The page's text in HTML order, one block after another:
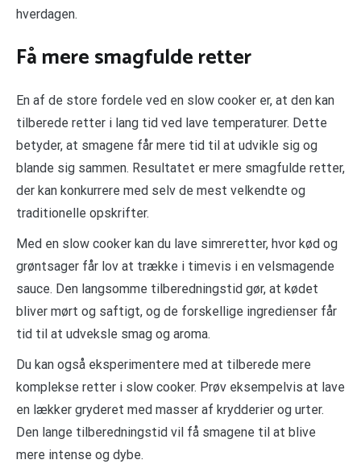
hverdagen.
Få mere smagfulde retter
En af de store fordele ved en slow cooker er, at den kan
tilberede retter i lang tid ved lave temperaturer. Dette
betyder, at smagene får mere tid til at udvikle sig og
blande sig sammen. Resultatet er mere smagfulde retter,
der kan konkurrere med selv de mest velkendte og
traditionelle opskrifter.
Med en slow cooker kan du lave simreretter, hvor kød og
grøntsager får lov at trække i timevis i en velsmagende
sauce. Den langsomme tilberedningstid gør, at kødet
bliver mørt og saftigt, og de forskellige ingredienser får
tid til at udveksle smag og aroma.
Du kan også eksperimentere med at tilberede mere
komplekse retter i slow cooker. Prøv eksempelvis at lave
en lækker gryderet med masser af krydderier og urter.
Den lange tilberedningstid vil få smagene til at blive
mere intense og dybe.